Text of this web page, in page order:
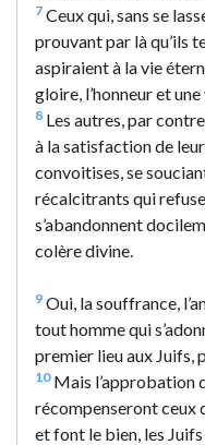
7 Ceux qui, sans se
prouvant par là qu’ils
aspiraient à la vie
gloire, l’honneur et
8 Les autres, par
à la satisfaction de
convoitises, se
récalcitrants qui
s’abandonnent
colère divine.
9 Oui, la souffrance,
tout homme qui
premier lieu aux Juifs,
10Mais l’approbation
récompenseront ceux
et font le bien, les